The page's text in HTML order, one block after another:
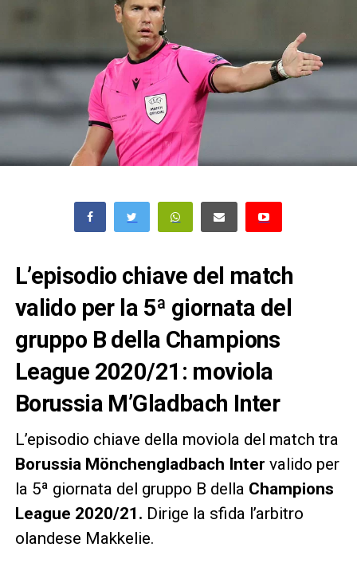
L’episodio chiave del match
valido per la 5ª giornata del
gruppo B della Champions
League 2020/21: moviola
Borussia M’Gladbach Inter
L’episodio chiave della moviola del match tra
Borussia Mönchengladbach Inter valido per
la 5ª giornata del gruppo B della Champions
League 2020/21 . Dirige la sfida l’arbitro
olandese Makkelie.